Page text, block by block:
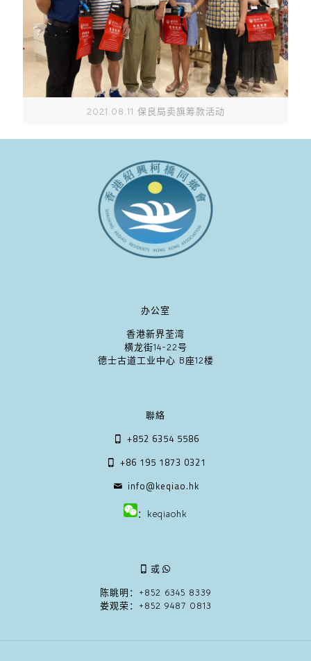
2021.08.11 保良局卖旗筹款活动
办公室
香港新界荃湾
横龙街14-22号
德士古道工业中心 B座12楼
聯絡
+852 6354 5586
+86 195 1873 0321
info@keqiao.hk
：keqiaohk
或
陈眺明： +852 6345 8339
娄观荣： +852 9487 0813